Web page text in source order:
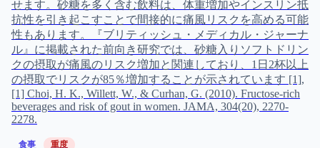
[1] Choi, H. K., Willett, W., & Curhan, G. (2010). Fructose-rich
beverages and risk of gout in women. JAMA, 304(20), 2270-
2278.
食事 重度